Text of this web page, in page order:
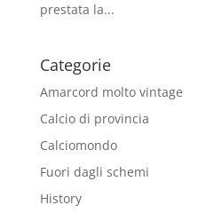
prestata la...
Categorie
Amarcord molto vintage
Calcio di provincia
Calciomondo
Fuori dagli schemi
History